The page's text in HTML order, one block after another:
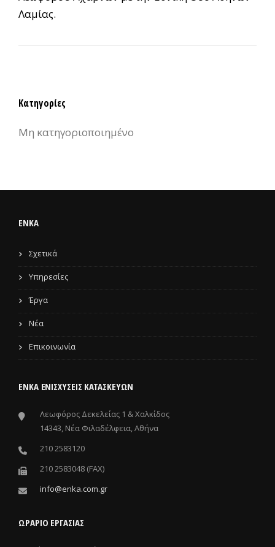
Λαμίας.
Κατηγορίες
Μη κατηγοριοποιημένο
ENKA
Σχετικά
Υπηρεσίες
Έργα
Νέα
Επικοινωνία
ΕΝΚΑ ΕΝΙΣΧΎΣΕΙΣ ΚΑΤΑΣΚΕΥΏΝ
Λεωφόρος Δεκελείας 1 & Χαλκίδος
14343, Νέα Φιλαδέλφεια, Αθήνα
210 2583120
210 2583048 (FAX)
info@enka.com.gr
ΩΡΑΡΙΟ ΕΡΓΑΣΙΑΣ